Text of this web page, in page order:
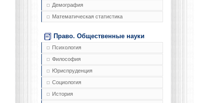
Демография
Математическая статистика
Право. Общественные науки
Психология
Философия
Юриспруденция
Социология
История